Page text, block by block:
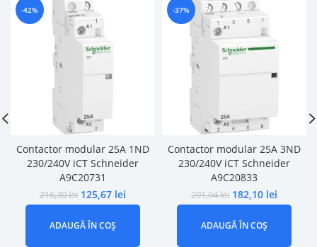
-42%
Contactor modular 25A 1ND
230/240V iCT Schneider
A9C20731
216,30lei 125,67 lei
ADAUGĂ ÎN COȘ
-37%
Contactor modular 25A 3ND
230/240V iCT Schneider
A9C20833
291,04lei 182,10 lei
ADAUGĂ ÎN COȘ